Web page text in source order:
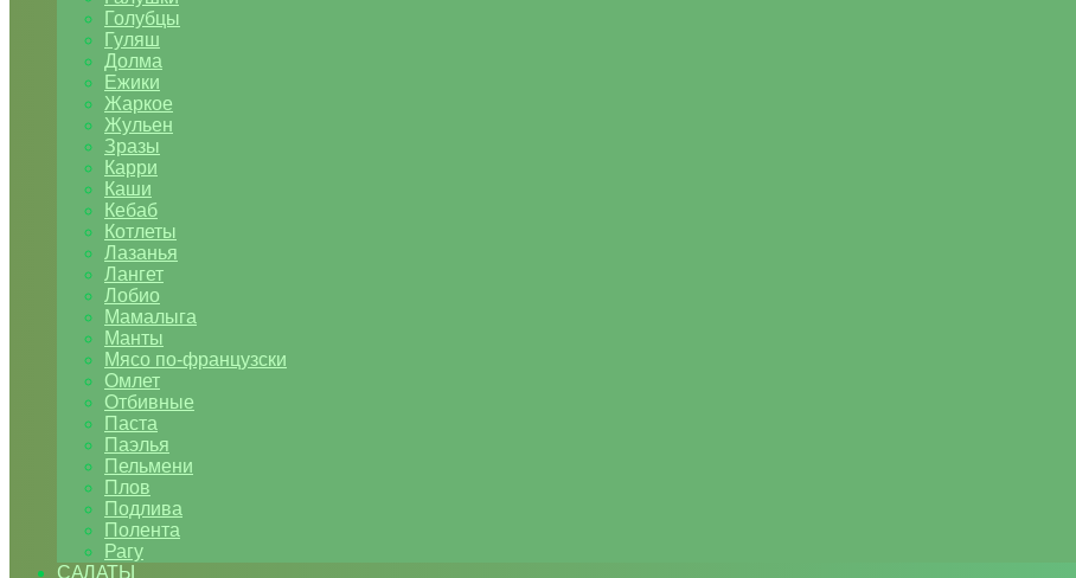
Голубцы
Гуляш
Долма
Ежики
Жаркое
Жульен
Зразы
Карри
Каши
Кебаб
Котлеты
Лазанья
Лангет
Лобио
Мамалыга
Манты
Мясо по-французски
Омлет
Отбивные
Паста
Паэлья
Пельмени
Плов
Подлива
Полента
Рагу
САЛАТЫ